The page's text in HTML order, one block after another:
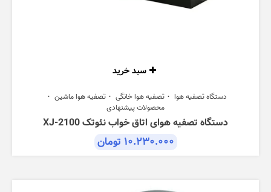
سبد خرید
دستگاه تصفیه هوا تصفیه هوا خانگی
تصفیه هوا ماشین
محصولات پیشنهادی
دستگاه تصفیه هوای اتاق خواب نئوتک XJ-2100
۱۰.۲۳۰.۰۰۰ تومان